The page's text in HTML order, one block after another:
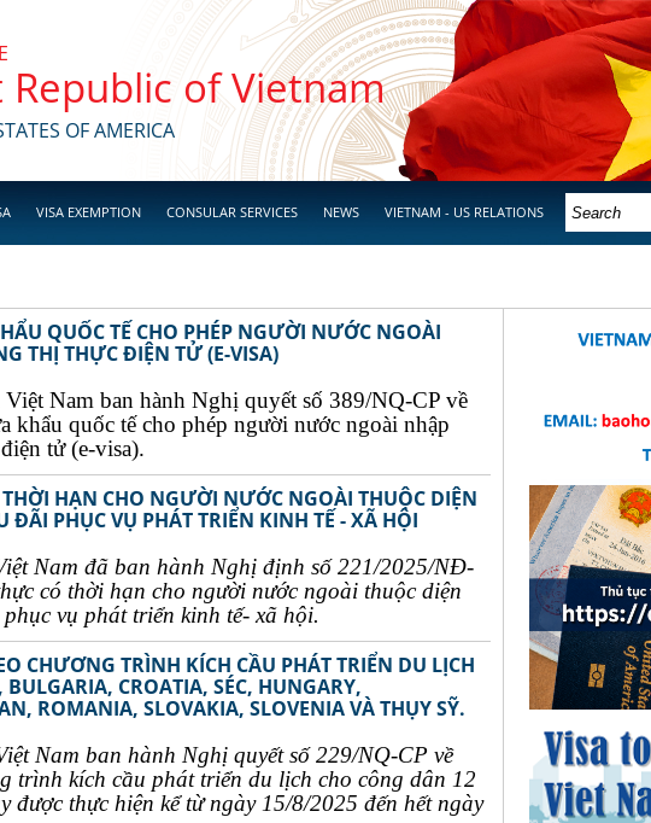
Republic of Vietnam
OF AMERICA
VISA EXEMPTION CONSULAR SERVICES NEWS VIETNAM - US RELATIONS SEARCH FORM
QUỐC TẾ CHO PHÉP NGƯỜI NƯỚC NGOÀI
THỊ THỰC ĐIỆN TỬ (E-VISA)
Nam ban hành Nghị quyết số 389/NQ-CP về
khẩu quốc tế cho phép người nước ngoài nhập
tử (e-visa).
HẠN CHO NGƯỜI NƯỚC NGOÀI THUỘC DIỆN
PHỤC VỤ PHÁT TRIỂN KINH TẾ - XÃ HỘI
Nam đã ban hành Nghị định số 221/2025/NĐ-
có thời hạn cho người nước ngoài thuộc diện
vụ phát triển kinh tế- xã hội.
CHƯƠNG TRÌNH KÍCH CẦU PHÁT TRIỂN DU LỊCH
CROATIA, SÉC, HUNGARY,
ROMANIA, SLOVAKIA, SLOVENIA VÀ THỤY SỸ.
Nam ban hành Nghị quyết số 229/NQ-CP về
trình kích cầu phát triển du lịch cho công dân 12
được thực hiện kể từ ngày 15/8/2025 đến hết ngày